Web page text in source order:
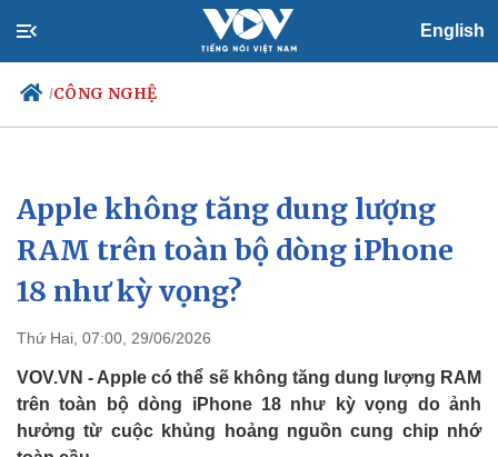
English
/CÔNG NGHỆ
Chính trị
Đảng
Tổ chức nhân sự
Quốc hội
Nhận diện sự thật
Xã hội
Tin 24h
Dự báo thời tiết
Apple không tăng dung lượng
RAM trên toàn bộ dòng iPhone
18 như kỳ vọng?
Thứ Hai, 07:00, 29/06/2026
VOV.VN - Apple có thể sẽ không tăng dung lượng RAM
trên toàn bộ dòng iPhone 18 như kỳ vọng do ảnh
hưởng từ cuộc khủng hoảng nguồn cung chip nhớ